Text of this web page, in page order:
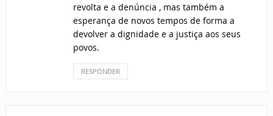
revolta e a denúncia , mas também a
esperança de novos tempos de forma a
devolver a dignidade e a justiça aos seus
povos.
RESPONDER